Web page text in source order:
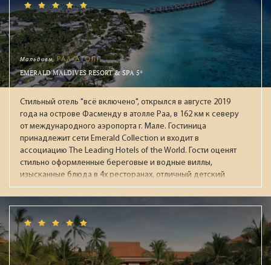
раннем заезде / позднем выезде. В течении дня работает
анимационная команда, а по вечерам проходят
театрализованные представления с приглашенными
артистами. В "Ультра Всё включено" входят брендовые
напитки мировых производителей: виски, коньяки,
мартини, водка, джины, ромы и ликеры. На пляже целый
день мороженное, вафли, фрукты. За номерами
взыскательной публики.
Мальдивы, РАА АТОЛЛ
EMERALD MALDIVES RESORT & SPA 5*
Стильный отель "всё включено", открылся в августе 2019
года на острове Фасменду в атолле Раа, в 162 км к северу
от международного аэропорта г. Мале. Гостиница
принадлежит сети Emerald Collection и входит в
ассоциацию The Leading Hotels of the World. Гости оценят
стильно оформленные береговые и водные виллы,
изысканные блюда в 4х ресторанах, отличный детский
клуб с большой территорией, широкие возможности для
активного отдыха, хороший песчаный пляж и живой
красивый риф.